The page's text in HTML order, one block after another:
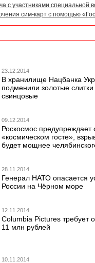
с участниками специальной
сим-карт с помощью
23.12.2014
В хранилище Нацбанка
подменили золотые слитки
свинцовые
09.12.2014
Роскосмос предупреждает
«космическом госте»,
будет мощнее
28.11.2014
Генерал НАТО опасается
России на Чёрном море
12.11.2014
Columbia Pictures требует
11 млн рублей
10.11.2014